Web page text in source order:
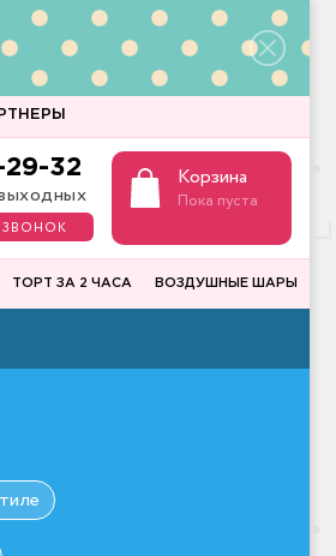
32
ЗВОНОК
Корзина
Пока пуста
ТОРТ ЗА 2 ЧАСА ВОЗДУШНЫЕ ШАРЫ